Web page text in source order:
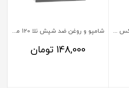
شامپو ضد شپش گیاهی هربکس 250 میلی لیتر شامپو و روغن ضد شپش نلا 120 میلی لیتر
148,000 تومان